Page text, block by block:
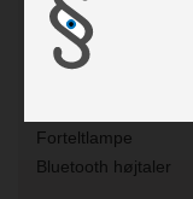
12 V. Omformer
Batteri
Forteltlampe
Bluetooth højtaler